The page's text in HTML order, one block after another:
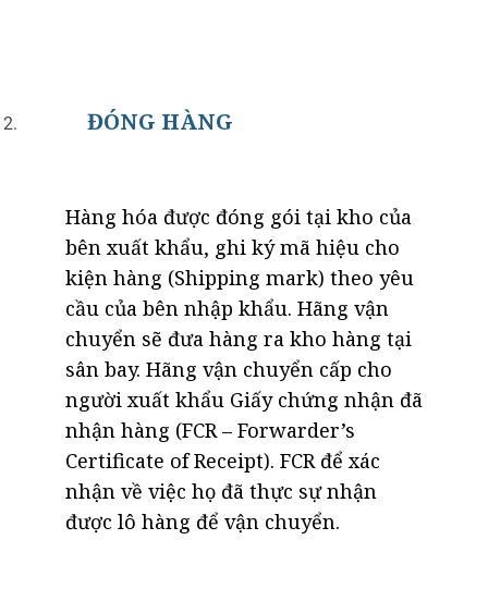
ĐÓNG HÀNG
Hàng hóa được đóng gói tại kho của
bên xuất khẩu, ghi ký mã hiệu cho
kiện hàng (Shipping mark) theo yêu
cầu của bên nhập khẩu. Hãng vận
chuyển sẽ đưa hàng ra kho hàng tại
sân bay. Hãng vận chuyển cấp cho
người xuất khẩu Giấy chứng nhận đã
nhận hàng (FCR – Forwarder’s
Certificate of Receipt). FCR để xác
nhận về việc họ đã thực sự nhận
được lô hàng để vận chuyển.